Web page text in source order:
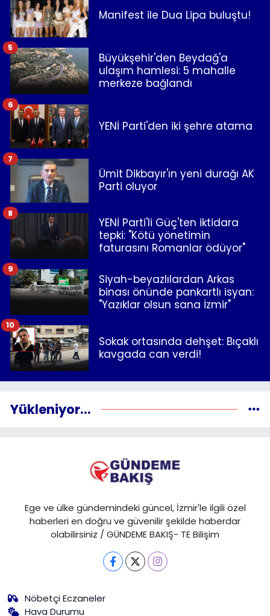
Manifest ile Dua Lipa buluştu!
Büyükşehir'den Beydağ'a
ulaşım hamlesi: 5 mahalle
merkeze bağlandı
5
YENİ Parti'den iki şehre atama
6
Ümit Dikbayır'ın yeni durağı AK
Parti oluyor
7
YENİ Parti'li Güç'ten iktidara
tepki: "Kötü yönetimin
faturasını Romanlar ödüyor"
8
Siyah-beyazlılardan Arkas
binası önünde pankartlı isyan:
"Yazıklar olsun sana İzmir"
9
Sokak ortasında dehşet: Bıçaklı
kavgada can verdi!
10
Yükleniyor...
Ege ve ülke gündemindeki güncel, İzmir'le ilgili özel
haberleri en doğru ve güvenilir şekilde haberdar
olabilirsiniz / GÜNDEME BAKIŞ- TE Bilişim
Nöbetçi Eczaneler
Hava Durumu